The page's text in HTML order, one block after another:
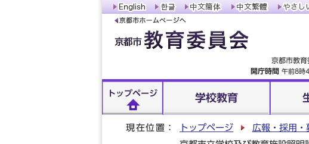
京都市教
開庁時間 午前8時
トップページ 学校教育
現在位置： トップページ 広報・採用・